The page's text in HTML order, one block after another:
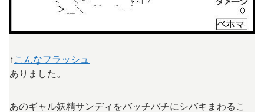
↑ こんなフラッシュ
ありました。
あのギャル妖精サンディをバッチバチにシバキまわるこ